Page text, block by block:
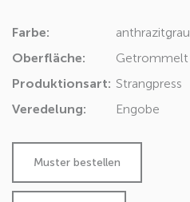
Farbe: anthrazitgrau
Oberfläche:
Getrommelt
Produktionsart: Strangpress
Veredelung:
Engobe